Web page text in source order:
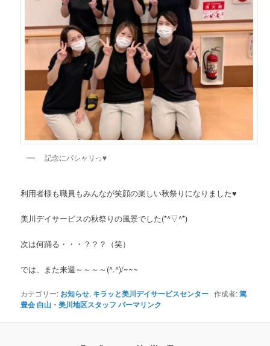
記念にパシャリっ♥
利用者様も職員もみんなが笑顔の楽しい秋祭りになりました♥
美川デイサービスの秋祭りの風景でした(*^▽^*)
次は何踊る・・・？？？（笑）
では、また来週～～～～(^.^)/~~~
カテゴリー: お知らせ, キラッと美川デイサービスセンター 作成者:篤
豊会 白山・美川地区スタッフ パーマリンク